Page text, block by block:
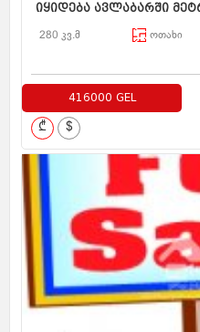
იყიდება ავლაბარში
280 კვ.მ ოთახი
416000 GEL
₾ $